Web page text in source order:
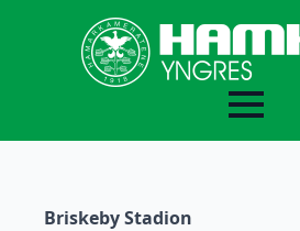
Baner/anlegg
Briskeby Stadion